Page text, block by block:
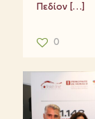
Πεδίον […]
0